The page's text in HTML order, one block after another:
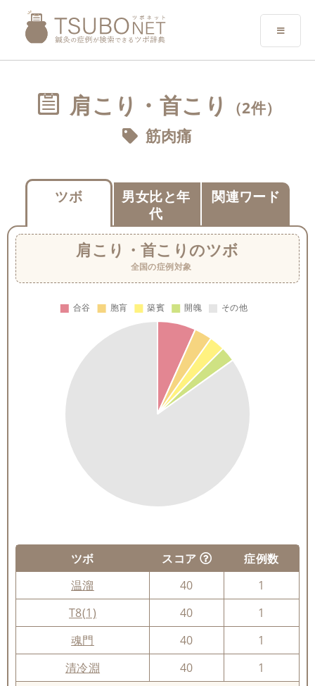
肩こり・首こり
（2件）
筋肉痛
ツボ
男女比と年
代
関連ワード
肩こり・首こり のツボ
全国の症例対象
ツボ スコア
症例数
温溜
40
1
T8(1)
40
1
魂門
40
1
清冷淵
40
1